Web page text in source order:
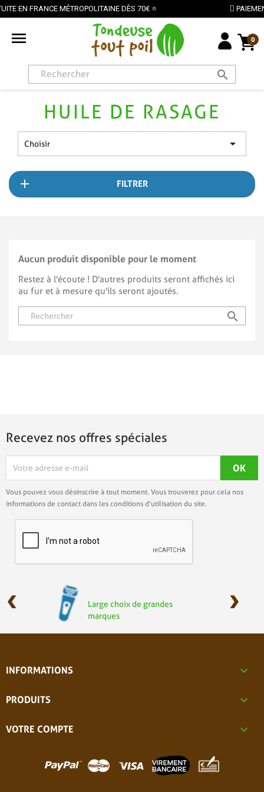
MÉTROPOLITAINE DÈS 70€ ⭐ PAIEMENT
 0
search
HUILE DE RASAGE
Choisir 
FILTRER
Aucun produit disponible pour le moment
Restez à l'écoute ! D'autres produits seront affichés ici
au fur et à mesure qu'ils seront ajoutés.
search
Recevez nos offres spéciales
Vous pouvez vous désinscrire à tout moment. Vous trouverez pour cela nos
informations de contact dans les conditions d'utilisation du site.
Large choix de grandes
marques
‹ ›
INFORMATIONS 
PRODUITS 
VOTRE COMPTE 